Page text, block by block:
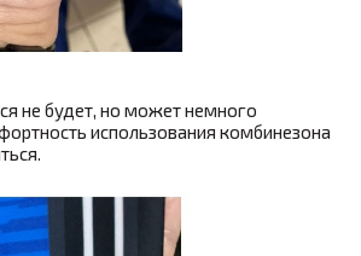
не будет, но может немного
использования комбинезона